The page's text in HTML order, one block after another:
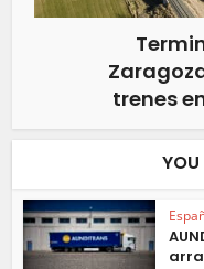
trenes
YOU